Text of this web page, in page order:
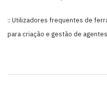
:: Utilizadores frequentes de
para criação e gestão de